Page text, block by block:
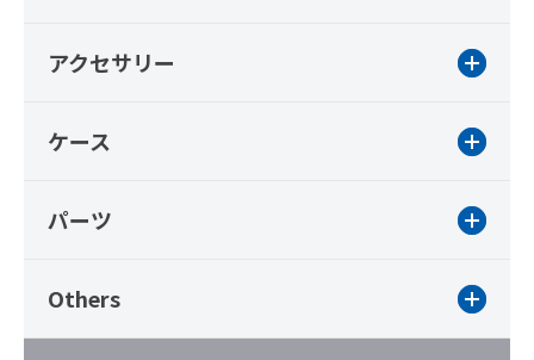
アクセサリー
ケース
パーツ
Others